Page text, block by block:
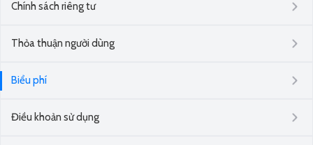
Chính sách riêng tư
Thỏa thuận người dùng
Biểu phí
Điều khoản sử dụng